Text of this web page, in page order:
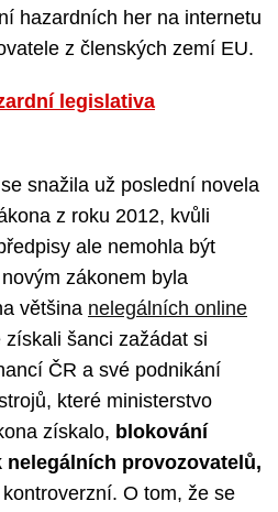
hazardních her na internetu
z členských zemí EU.
legislativa
snažila už poslední novela
z roku 2012, kvůli
ale nemohla být
zákonem byla
většina nelegálních online
získali šanci zažádat si
ČR a své podnikání
které ministerstvo
získalo, blokování
provozovatelů,
O tom, že se